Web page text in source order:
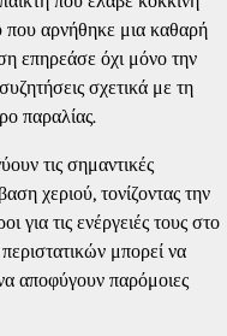
που αρνήθηκε μια καθαρή
επηρεάσε όχι μόνο την
σχετικά με τη
παραλίας.
τις σημαντικές
χεριού, τονίζοντας την
για τις ενέργειές τους στο
μπορεί να
αποφύγουν παρόμοιες